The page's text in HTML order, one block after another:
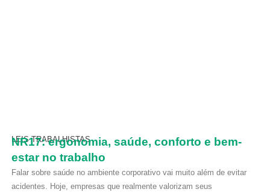
LEIS TRABALHISTAS
NR17: ergonomia, saúde, conforto e bem-
estar no trabalho
Falar sobre saúde no ambiente corporativo vai muito além de evitar
acidentes. Hoje, empresas que realmente valorizam seus